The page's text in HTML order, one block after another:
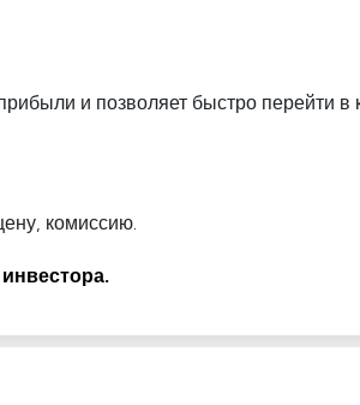
и позволяет быстро перейти в
комиссию.